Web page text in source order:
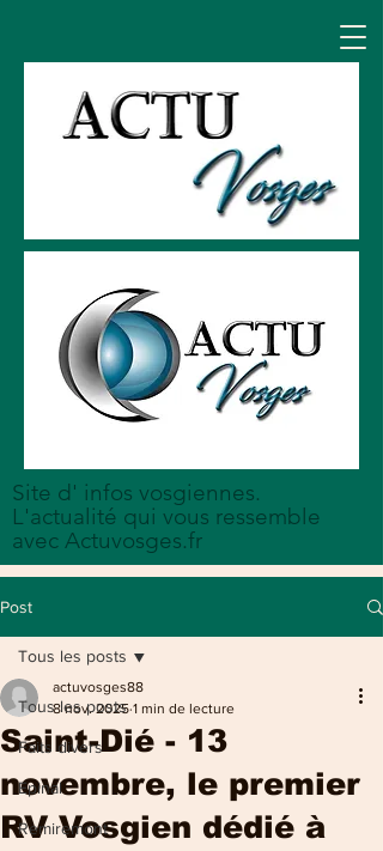
Site d' infos vosgiennes.
L'actualité qui vous ressemble
avec Actuvosges.fr
Post
Tous les posts
Faits divers
Epinal
Remiremont
Tous les posts
Saint-Dié - 13
novembre, le premier
RV Vosgien dédié à
actuvosges88
8 nov. 2025 1 min de lecture